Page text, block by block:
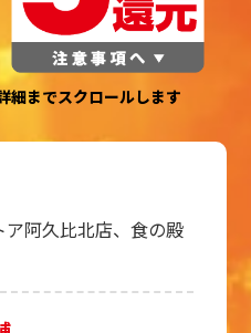
細までスクロールします
阿久比北店、食の殿